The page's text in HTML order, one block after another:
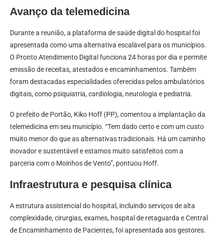
Avanço da telemedicina
Durante a reunião, a plataforma de saúde digital do hospital foi
apresentada como uma alternativa escalável para os municípios.
O Pronto Atendimento Digital funciona 24 horas por dia e permite
emissão de receitas, atestados e encaminhamentos. Também
foram destacadas especialidades oferecidas pelos ambulatórios
digitais, como psiquiatria, cardiologia, neurologia e pediatria.
O prefeito de Portão, Kiko Hoff (PP), comentou a implantação da
telemedicina em seu município. “Tem dado certo e com um custo
muito menor do que as alternativas tradicionais. Há um caminho
inovador e sustentável e estamos muito satisfeitos com a
parceria com o Moinhos de Vento”, pontuou Hoff.
Infraestrutura e pesquisa clínica
A estrutura assistencial do hospital, incluindo serviços de alta
complexidade, cirurgias, exames, hospital de retaguarda e Central
de Encaminhamento de Pacientes, foi apresentada aos gestores.